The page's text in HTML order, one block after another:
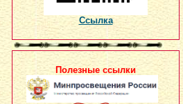
Ссылка
Полезные ссылки